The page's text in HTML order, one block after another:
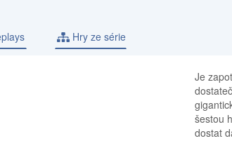
Hry ze série
Je
šestou
dostat